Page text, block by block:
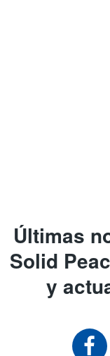
Últimas
Solid
y